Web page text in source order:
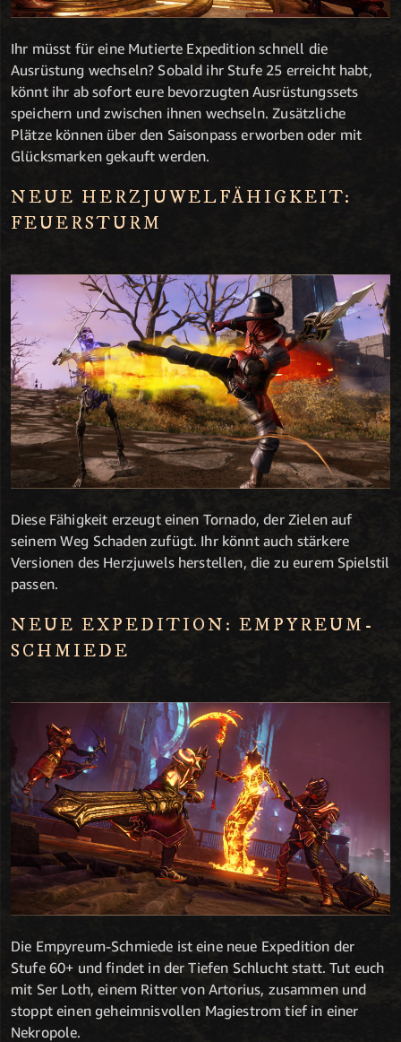
Ihr müsst für eine Mutierte Expedition schnell die
Ausrüstung wechseln? Sobald ihr Stufe 25 erreicht habt,
könnt ihr ab sofort eure bevorzugten Ausrüstungssets
speichern und zwischen ihnen wechseln. Zusätzliche
Plätze können über den Saisonpass erworben oder mit
Glücksmarken gekauft werden.
NEUE HERZJUWELFÄHIGKEIT:
FEUERSTURM
Diese Fähigkeit erzeugt einen Tornado, der Zielen auf
seinem Weg Schaden zufügt. Ihr könnt auch stärkere
Versionen des Herzjuwels herstellen, die zu eurem Spielstil
passen.
NEUE EXPEDITION: EMPYREUM-
SCHMIEDE
Die Empyreum-Schmiede ist eine neue Expedition der
Stufe 60+ und findet in der Tiefen Schlucht statt. Tut euch
mit Ser Loth, einem Ritter von Artorius, zusammen und
stoppt einen geheimnisvollen Magiestrom tief in einer
Nekropole.